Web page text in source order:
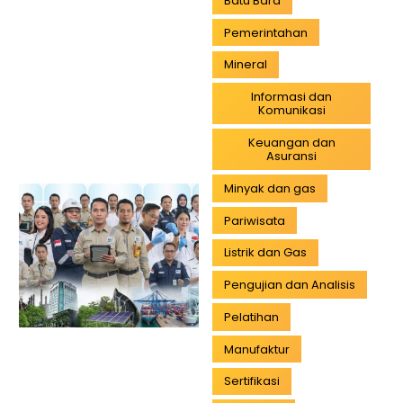
Pemerintahan
Mineral
Informasi dan
Komunikasi
Keuangan dan
Asuransi
Minyak dan gas
Pariwisata
Listrik dan Gas
Pengujian dan Analisis
Pelatihan
Manufaktur
Sertifikasi